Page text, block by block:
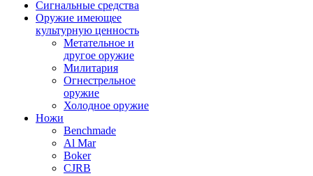
Сигнальные средства
Оружие имеющее
культурную ценность
Метательное и
другое оружие
Милитария
Огнестрельное
оружие
Холодное оружие
Ножи
Benchmade
Al Mar
Boker
CJRB